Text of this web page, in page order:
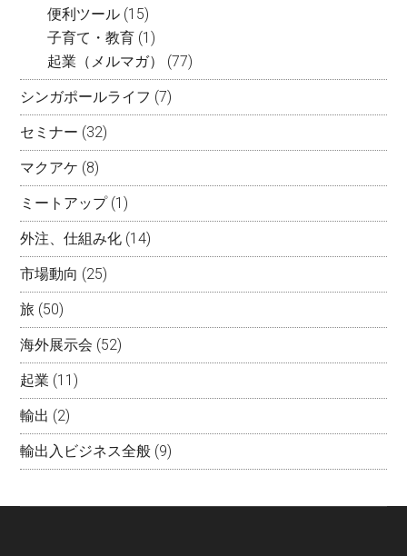
便利ツール (15)
子育て・教育 (1)
起業（メルマガ）
(77)
シンガポールライフ (7)
セミナー (32)
マクアケ (8)
ミートアップ(1)
外注、仕組み化 (14)
市場動向 (25)
旅 (50)
海外展示会 (52)
起業 (11)
輸出 (2)
輸出入ビジネス全般 (9)